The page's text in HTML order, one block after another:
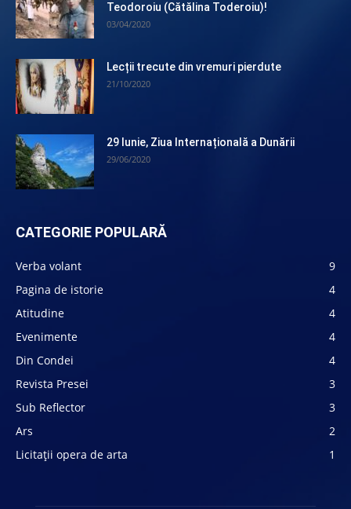
Teodoroiu (Cătălina Toderoiu)!
03/04/2020
Lecții trecute din vremuri pierdute
21/10/2020
29 Iunie, Ziua Internațională a Dunării
29/06/2020
CATEGORIE POPULARĂ
Verba volant
9
Pagina de istorie
4
Atitudine
4
Evenimente
4
Din Condei
4
Revista Presei
3
Sub Reflector
3
Ars
2
Licitații opera de arta
1